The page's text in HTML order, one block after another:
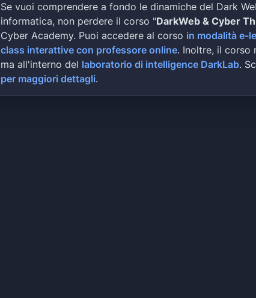
Se vuoi comprendere a fondo le dinamiche del Dark
informatica, non perdere il corso "DarkWeb & Cyber
Cyber Academy. Puoi accedere al corso in modalità e-
class interattive con professore online. Inoltre, il corso
ma all'interno del laboratorio di intelligence DarkLab.
per maggiori dettagli.